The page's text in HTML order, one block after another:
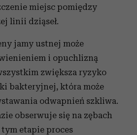
miejsc pomiędzy
linii dziąseł.
jamy ustnej może
i opuchlizną
zwiększa ryzyko
bakteryjnej, która może
odwapnień szkliwa.
obserwuje się na zębach
tym etapie proces